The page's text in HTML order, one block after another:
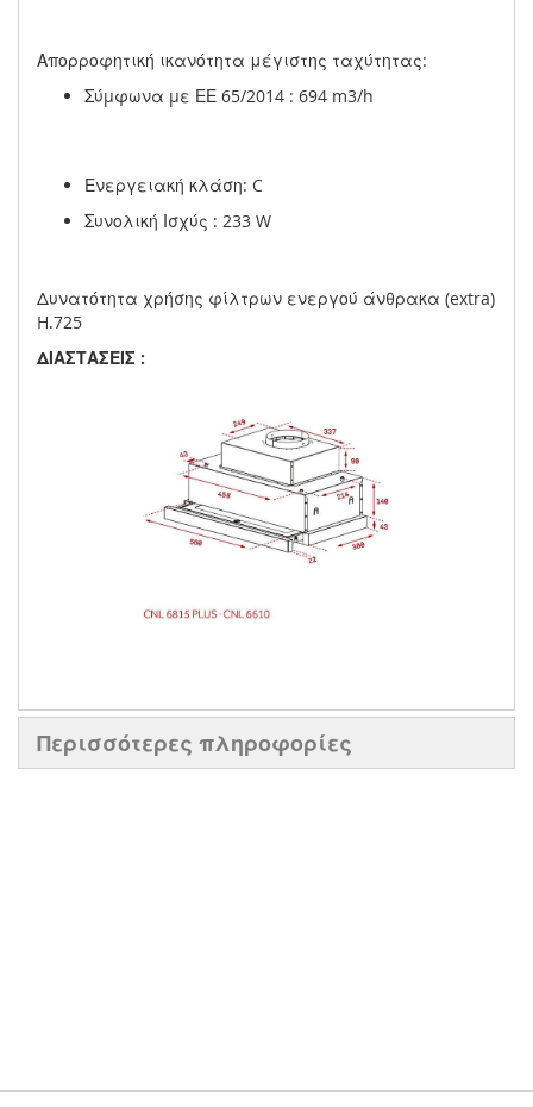
Απορροφητική ικανότητα μέγιστης ταχύτητας:
Σύµφωνα µε ΕΕ 65/2014 : 694 m3/h
Ενεργειακή κλάση: C
Συνολική Ισχύς : 233 W
Δυνατότητα χρήσης φίλτρων ενεργού άνθρακα (extra)
H.725
ΔΙΑΣΤΑΣΕΙΣ :
Περισσότερες πληροφορίες